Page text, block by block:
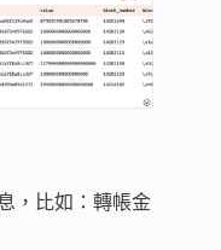
，比如：轉帳金